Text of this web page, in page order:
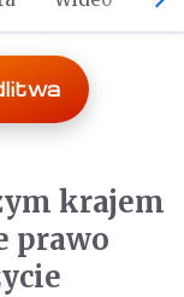
krajem
prawo